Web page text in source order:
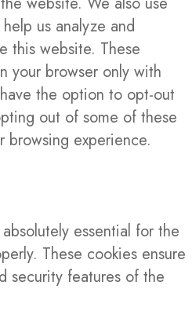
us analyze and
this website. These
your browser only with
the option to opt-out
out of some of these
browsing experience.
essential for the
These cookies ensure
security features of the